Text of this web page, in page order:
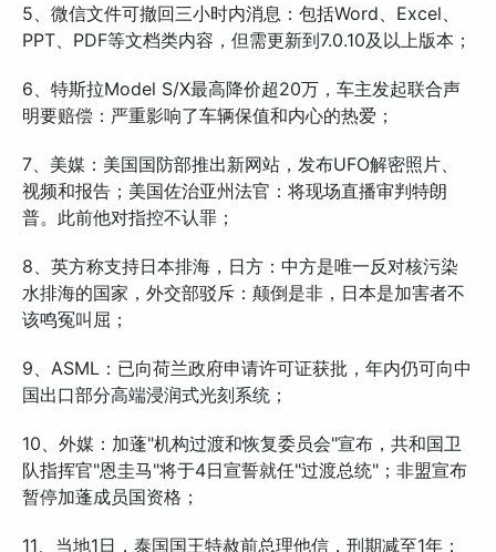
5、微信文件可撤回三小时内消息：包括Word、Excel、
PPT、PDF等文档类内容，但需更新到7.0.10及以上版本；
6、特斯拉Model S/X最高降价超20万，车主发起联合声
明要赔偿：严重影响了车辆保值和内心的热爱；
7、美媒：美国国防部推出新网站，发布UFO解密照片、
视频和报告；美国佐治亚州法官：将现场直播审判特朗
普。此前他对指控不认罪；
8、英方称支持日本排海，日方：中方是唯一反对核污染
水排海的国家，外交部驳斥：颠倒是非，日本是加害者不
该鸣冤叫屈；
9、ASML：已向荷兰政府申请许可证获批，年内仍可向中
国出口部分高端浸润式光刻系统；
10、外媒：加蓬"机构过渡和恢复委员会"宣布，共和国卫
队指挥官"恩圭马"将于4日宣誓就任"过渡总统"；非盟宣布
暂停加蓬成员国资格；
11、当地1日，泰国国王特赦前总理他信，刑期减至1年；